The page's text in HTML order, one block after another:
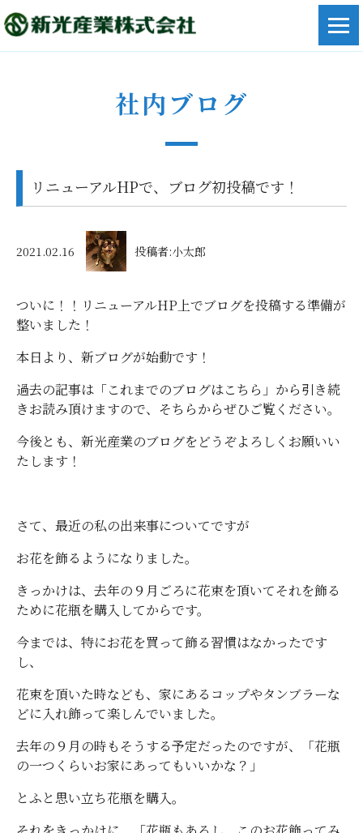
社内ブログ
リニューアルHPで、ブログ初投稿です！
2021.02.16 投稿者:小太郎
ついに！！リニューアルHP上でブログを投稿する準備が
整いました！
本日より、新ブログが始動です！
過去の記事は「これまでのブログはこちら」から引き続
きお読み頂けますので、そちらからぜひご覧ください。
今後とも、新光産業のブログをどうぞよろしくお願いい
たします！
さて、最近の私の出来事についてですが
お花を飾るようになりました。
きっかけは、去年の９月ごろに花束を頂いてそれを飾る
ために花瓶を購入してからです。
今までは、特にお花を買って飾る習慣はなかったです
し、
花束を頂いた時なども、家にあるコップやタンブラーな
どに入れ飾って楽しんでいました。
去年の９月の時もそうする予定だったのですが、「花瓶
の一つくらいお家にあってもいいかな？」
とふと思い立ち花瓶を購入。